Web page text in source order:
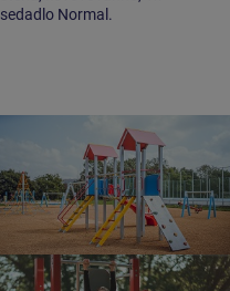
sedadlo Normal.